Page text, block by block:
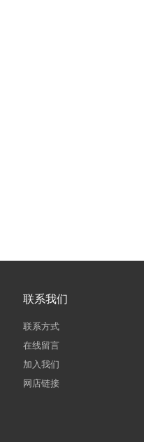
联系我们
联系方式
在线留言
加入我们
网店链接